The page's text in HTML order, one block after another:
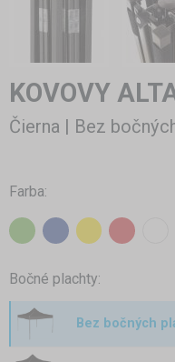
KOVOVY
Čierna | Bez
Farba:
Bočné plachty:
Bez bočných